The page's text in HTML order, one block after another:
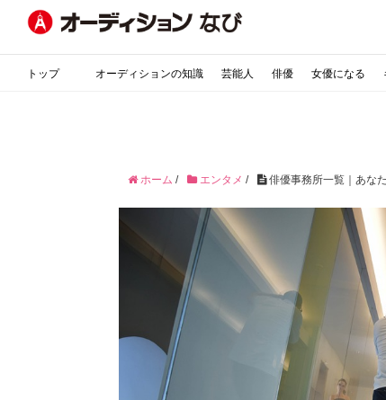
トップ オーディションの知識 芸能人 俳優 女優になる
ホーム / エンタメ / 俳優事務所一覧｜あな